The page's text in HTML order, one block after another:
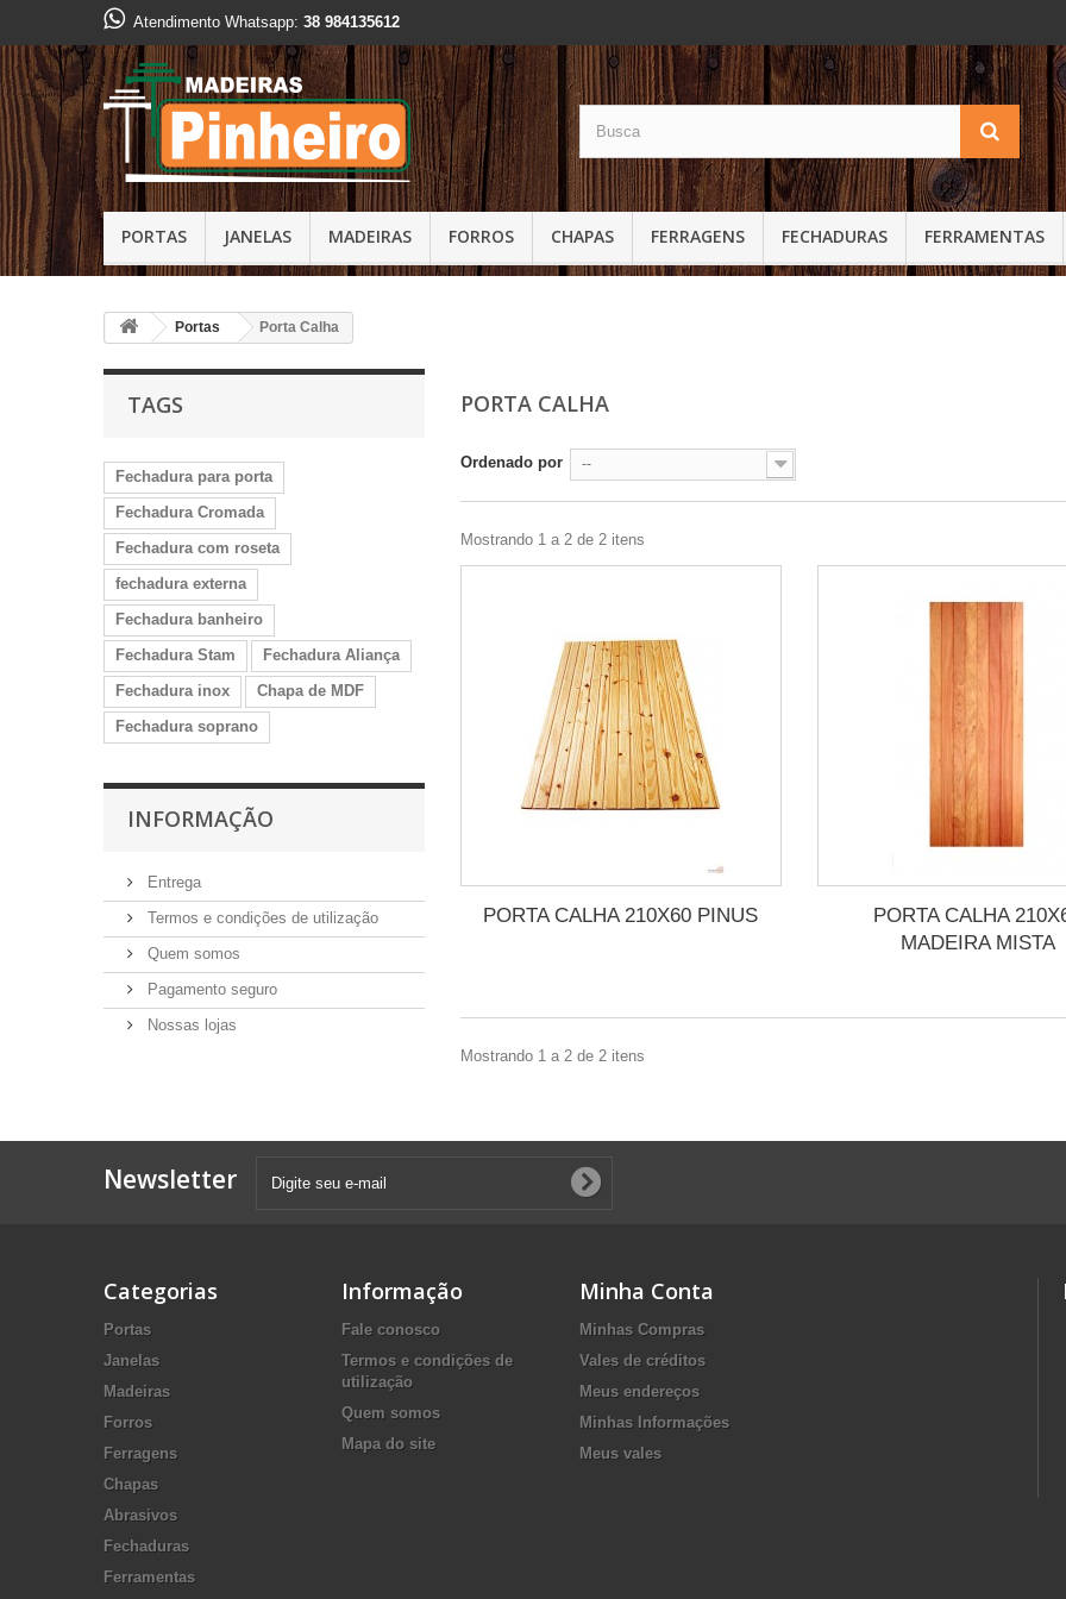
Atendimento Whatsapp: 38 984135612
PORTAS JANELAS MADEIRAS FORROS CHAPAS FERRAGENS FECHADURAS FERRAMENTAS
Portas Porta Calha
TAGS
Fechadura para porta
Fechadura Cromada
Fechadura com roseta
fechadura externa
Fechadura banheiro
Fechadura Stam
Fechadura Aliança
Fechadura inox
Chapa de MDF
Fechadura soprano
INFORMAÇÃO
Entrega
Termos e condições de utilização
Quem somos
Pagamento seguro
Nossas lojas
PORTA CALHA
Ordenado por --
Mostrando 1 a 2 de 2 itens
PORTA CALHA 210X60 PINUS
PORTA CALHA
MADEIRA MISTA
Mostrando 1 a 2 de 2 itens
Newsletter
Categorias
Portas
Janelas
Madeiras
Forros
Ferragens
Chapas
Abrasivos
Fechaduras
Ferramentas
Informação
Fale conosco
Termos e condições de
utilização
Quem somos
Mapa do site
Minha Conta
Minhas Compras
Vales de créditos
Meus endereços
Minhas Informações
Meus vales